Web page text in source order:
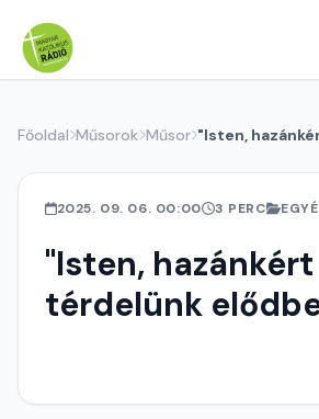
Főoldal Műsorok Műsor
2025. 09. 06. 00:00 3 PERC
"Isten, hazánkért
térdelünk